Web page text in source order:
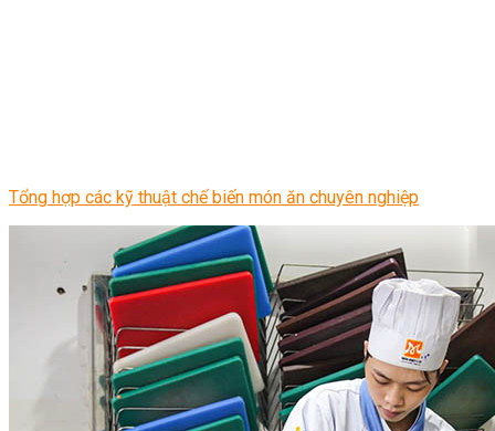
Tổng hợp các kỹ thuật chế biến món ăn chuyên nghiệp